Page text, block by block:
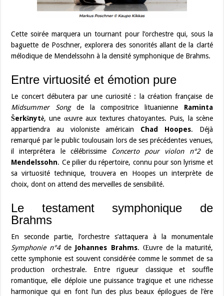
Cette soirée marquera un tournant pour l’orchestre qui, sous la
baguette de Poschner, explorera des sonorités allant de la clarté
mélodique de Mendelssohn à la densité symphonique de Brahms.
Entre virtuosité et émotion pure
Le concert débutera par une curiosité : la création française de
Midsummer Songde la compositrice lituanienne Raminta
Šerkšnytė, une œuvre aux textures chatoyantes. Puis, la scène
appartiendra au violoniste américain Chad Hoopes. Déjà
remarqué par le public toulousain lors de ses précédentes venues,
il interprétera le célébrissime Concerto pour violon n°2de
Mendelssohn. Ce pilier du répertoire, connu pour son lyrisme et
sa virtuosité technique, trouvera en Hoopes un interprète de
choix, dont on attend des merveilles de sensibilité.
Le testament symphonique de
Brahms
En seconde partie, l’orchestre s’attaquera à la monumentale
Symphonie n°4de Johannes Brahms. Œuvre de la maturité,
cette symphonie est souvent considérée comme le sommet de sa
production orchestrale. Entre rigueur classique et souffle
romantique, elle déploie une puissance tragique et une richesse
harmonique qui en font l’un des plus beaux épilogues de l’ère